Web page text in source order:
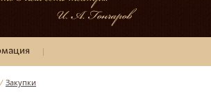
/ Закупки